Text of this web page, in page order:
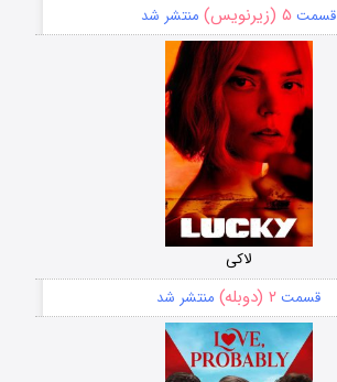
قسمت ۵ (زیرنویس) منتشر شد
لاکی
قسمت ۲ (دوبله) منتشر شد